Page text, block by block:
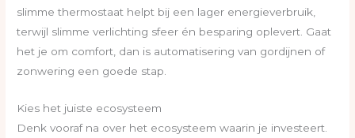
slimme thermostaat helpt bij een lager energieverbruik,
terwijl slimme verlichting sfeer én besparing oplevert. Gaat
het je om comfort, dan is automatisering van gordijnen of
zonwering een goede stap.
Kies het juiste ecosysteem
Denk vooraf na over het ecosysteem waarin je investeert.